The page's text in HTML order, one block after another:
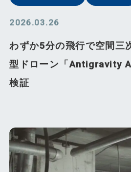
2026.03.26
わずか5分の飛行で空間三
型ドローン「Antigravity
検証